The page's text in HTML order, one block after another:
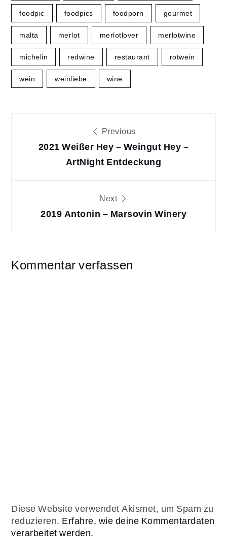
foodpic foodpics foodporn gourmet
malta merlot merlotlover merlotwine
michelin redwine restaurant rotwein
wein weinliebe wine
Beitragsnavigation
Previous
2021 Weißer Hey – Weingut Hey –
ArtNight Entdeckung
Next
2019 Antonin – Marsovin Winery
Kommentar verfassen
Diese Website verwendet Akismet, um Spam zu
reduzieren. Erfahre, wie deine Kommentardaten
verarbeitet werden.